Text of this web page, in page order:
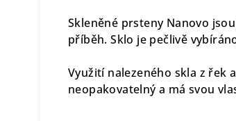
Skleněné prsteny Nanovo
příběh. Sklo je pečlivě
Využití nalezeného skla z řek
neopakovatelný a má svou